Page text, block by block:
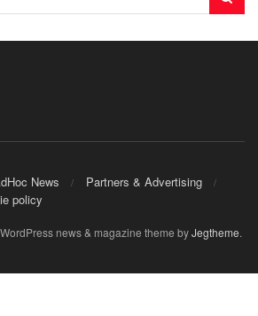
News
Partners & Advertising
policy
news & magazine theme byJegtheme.